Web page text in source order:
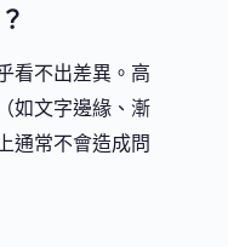
看不出差異。高
如文字邊緣、漸
通常不會造成問